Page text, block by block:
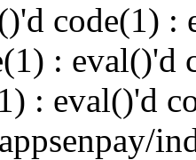
code(1) :
: eval()'d
: eval()'d